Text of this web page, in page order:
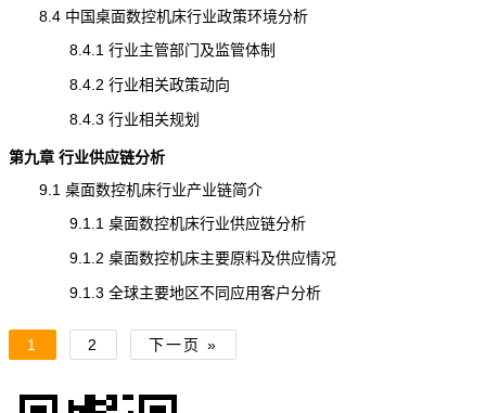
8.4 中国桌面数控机床行业政策环境分析
8.4.1 行业主管部门及监管体制
8.4.2 行业相关政策动向
8.4.3 行业相关规划
第九章 行业供应链分析
9.1 桌面数控机床行业产业链简介
9.1.1 桌面数控机床行业供应链分析
9.1.2 桌面数控机床主要原料及供应情况
9.1.3 全球主要地区不同应用客户分析
1 2 下一页 »